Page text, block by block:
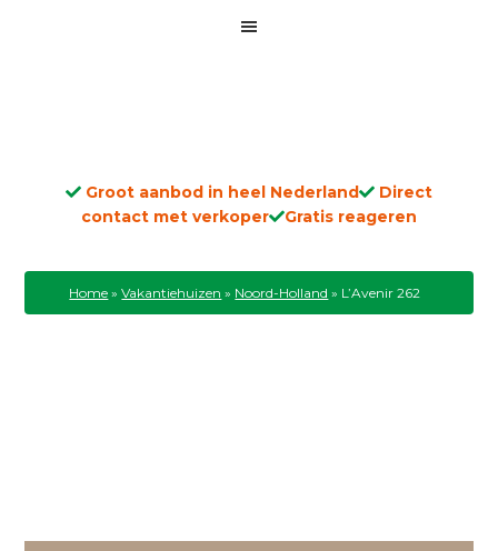
Groot aanbod in heel Nederland
Direct
contact met verkoper
Gratis reageren
Home »Vakantiehuizen » Noord-Holland » L’Avenir 262